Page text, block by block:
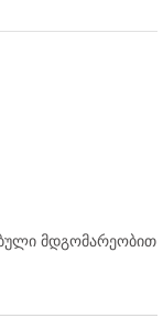
მდგომარეობით